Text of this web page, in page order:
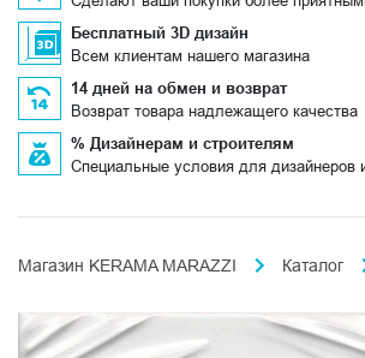
Бесплатный 3D дизайн
Всем клиентам нашего магазина
14 дней на обмен и возврат
Возврат товара надлежащего качества
% Дизайнерам и строителям
Специальные условия для дизайнеров
Магазин KERAMA MARAZZI Каталог